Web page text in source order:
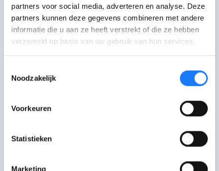
partners voor social media, adverteren en analyse. Deze
partners kunnen deze gegevens combineren met andere
informatie die u aan ze heeft verstrekt of die ze hebben
verzameld op basis van uw gebruik van hun services.
Noodzakelijk
Voorkeuren
Statistieken
Marketing
Als je lief ergens jehand wegtrekt,
stop dan meteen. Misschien is ze niet
Hebben jullie al wat geëxperimenteerd
nieuwe
proberen,